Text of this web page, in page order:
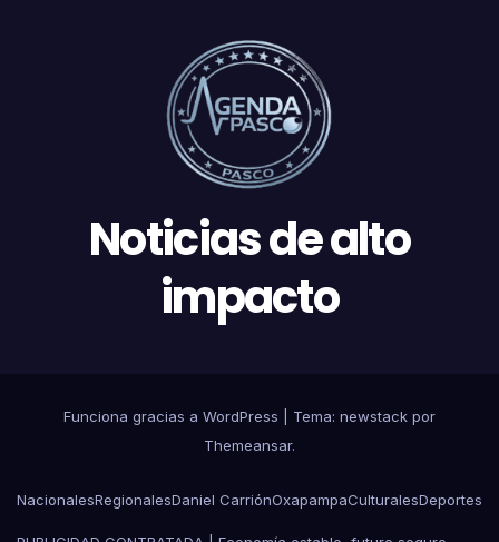
Noticias de alto
impacto
Funciona gracias a WordPress
Tema: newstack por
Themeansar.
NacionalesRegionalesDaniel CarriónOxapampaCulturalesDeportes